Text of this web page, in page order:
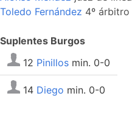
Toledo Fernández 4º árbitro
Suplentes Burgos
12 Pinillos min. 0-0
14 Diego min. 0-0